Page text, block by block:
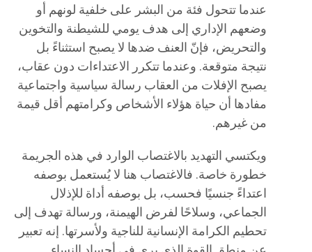
عندما تتحول فئة من البشر على خلفية لونهم أو
وضعهم الإداري إلى هدف يومي للشيطنة والتخوين
والتحريض، فإنّ العنف ضدها لا يصبح استثناءً بل
نتيجة متوقعة. وعندما تتكرر الاعتداءات دون عقاب،
يصبح الإفلات من العقاب رسالة سياسية واجتماعية
مفادها أن حياة هؤلاء الأشخاص وكرامتهم أقل قيمة
من غيرهم.
ويكتسي التهديد بالاغتصاب الوارد في هذه الجريمة
خطورة خاصة. فالاغتصاب هنا لا يُستعمل بوصفه
اعتداءً جنسيًا فحسب، بل بوصفه أداة للإذلال
الجماعي، وسلاحًا لفرض الهيمنة، ورسالة تهدف إلى
تحطيم الكرامة الإنسانية للناجية ولأسرتها. إنه تعبير